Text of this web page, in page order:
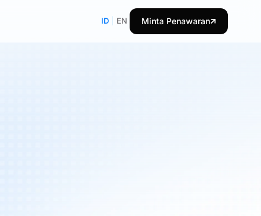
ID EN Minta Penawaran